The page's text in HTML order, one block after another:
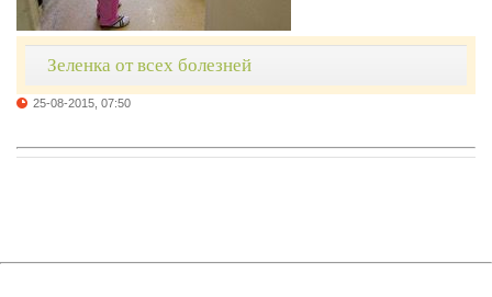
Зеленка от всех болезней
25-08-2015, 07:50